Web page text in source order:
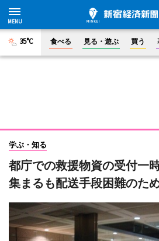
35°C 食べる 見る・遊ぶ 買う
学ぶ・知る
都庁での救援物資の受付一
集まるも配送手段困難のた